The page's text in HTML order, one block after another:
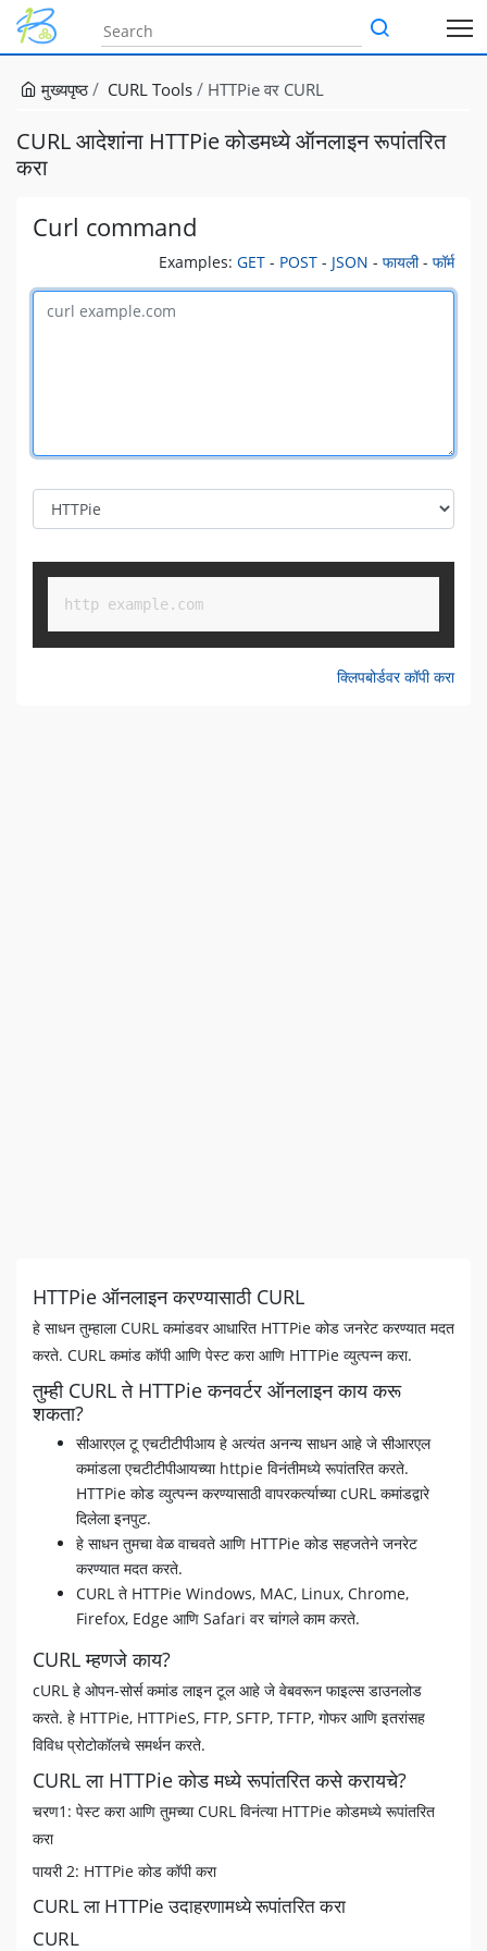
मुख्यपृष्ठ CURL Tools HTTPie वर CURL
CURL आदेशांना HTTPie कोडमध्ये ऑनलाइन रूपांतरित
करा
Curl command
Examples: GET - POST - JSON - फायली- फॉर्म
http example.com
Copy
क्लिपबोर्डवर कॉपी करा
HTTPie ऑनलाइन करण्यासाठी CURL
हे साधन तुम्हाला CURL कमांडवर आधारित HTTPie कोड जनरेट करण्यात मदत
करते. CURL कमांड कॉपी आणि पेस्ट करा आणि HTTPie व्युत्पन्न करा.
तुम्ही CURL ते HTTPie कनवर्टर ऑनलाइन काय करू
शकता?
सीआरएल टू एचटीटीपीआय हे अत्यंत अनन्य साधन आहे जे सीआरएल
कमांडला एचटीटीपीआयच्या httpie विनंतीमध्ये रूपांतरित करते.
HTTPie कोड व्युत्पन्न करण्यासाठी वापरकर्त्याच्या cURL कमांडद्वारे
दिलेला इनपुट.
हे साधन तुमचा वेळ वाचवते आणि HTTPie कोड सहजतेने जनरेट
करण्यात मदत करते.
CURL ते HTTPie Windows, MAC, Linux, Chrome,
Firefox, Edge आणि Safari वर चांगले काम करते.
CURL म्हणजे काय?
cURL हे ओपन-सोर्स कमांड लाइन टूल आहे जे वेबवरून फाइल्स डाउनलोड
करते. हे HTTPie, HTTPieS, FTP, SFTP, TFTP, गोफर आणि इतरांसह
विविध प्रोटोकॉलचे समर्थन करते.
CURL ला HTTPie कोड मध्ये रूपांतरित कसे करायचे?
चरण1: पेस्ट करा आणि तुमच्या CURL विनंत्या HTTPie कोडमध्ये रूपांतरित
करा
पायरी 2: HTTPie कोड कॉपी करा
CURL ला HTTPie उदाहरणामध्ये रूपांतरित करा
CURL